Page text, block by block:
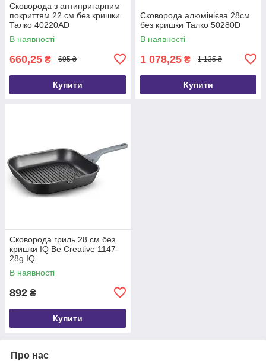
Сковорода з антипригарним
покриттям 22 см без кришки
Талко 40220АD
В наявності
660,25 ₴ 695 ₴
Купити
Сковорода алюмінієва 28см
без кришки Талко 50280D
В наявності
1 078,25 ₴ 1 135 ₴
Купити
Сковорода гриль 28 см без
кришки IQ Be Creative 1147-
28g IQ
В наявності
892 ₴
Купити
Про нас